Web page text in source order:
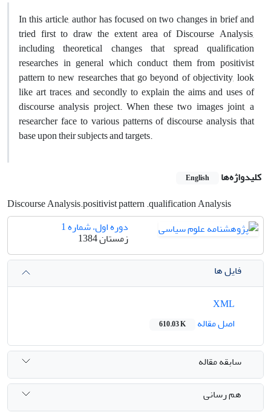
In this article, author has focused on two changes in brief and
tried first to draw the extent area of Discourse Analysis,
including theoretical changes that spread qualification
researches in general which conduct them from positivist
pattern to new researches that go beyond of objectivity, look
like art traces, and secondly to explain the aims and uses of
discourse analysis project. When these two images joint, a
researcher face to various patterns of discourse analysis that
base upon their subjects and targets.
کلیدواژه‌ها English
Discourse Analysis.positivist pattern .qualification Analysis
دوره اول، شماره 1
زمستان 1384
فایل ها
اصل مقاله
610.03 K
سابقه مقاله
هم رسانی